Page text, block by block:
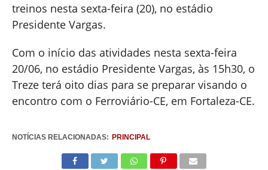
treinos nesta sexta-feira (20), no estádio
Presidente Vargas.
Com o início das atividades nesta sexta-feira
20/06, no estádio Presidente Vargas, às 15h30, o
Treze terá oito dias para se preparar visando o
encontro com o Ferroviário-CE, em Fortaleza-CE.
NOTÍCIAS RELACIONADAS: PRINCIPAL